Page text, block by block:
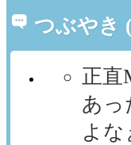
つぶやき
正直
あっ
よな